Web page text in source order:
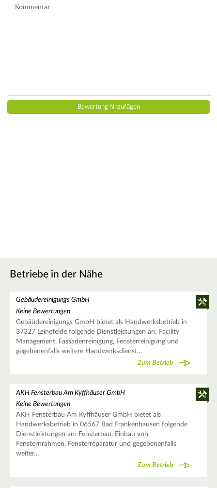
Betriebe in der Nähe
Gebäudereinigungs GmbH
Keine Bewertungen
Gebäudereinigungs GmbH bietet als Handwerksbetrieb in
37327 Leinefelde folgende Dienstleistungen an: Facility
Management, Fassadenreinigung, Fensterreinigung und
gegebenenfalls weitere Handwerksdienst…
Zum Betrieb
AKH Fensterbau Am Kyffhäuser GmbH
Keine Bewertungen
AKH Fensterbau Am Kyffhäuser GmbH bietet als
Handwerksbetrieb in 06567 Bad Frankenhausen folgende
Dienstleistungen an: Fensterbau, Einbau von
Fensternrahmen, Fensterreparatur und gegebenenfalls
weiter…
Zum Betrieb